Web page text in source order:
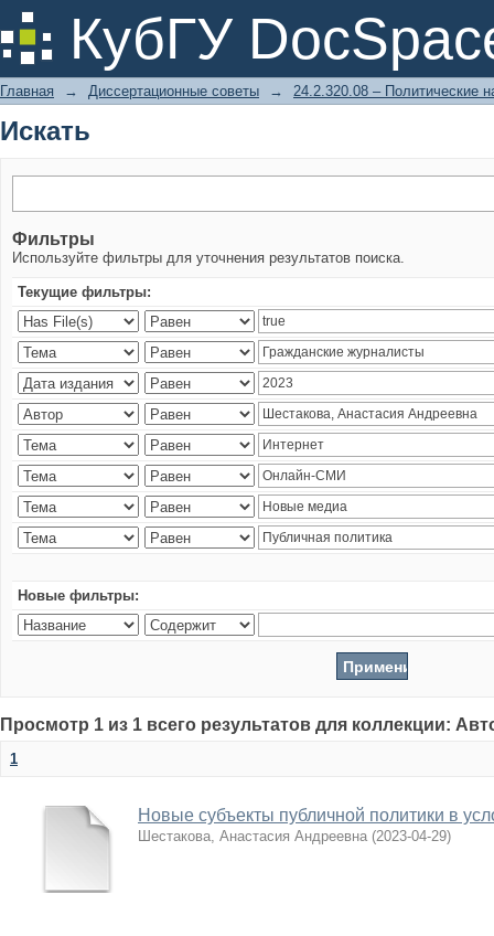
КубГУ
Искать
Главная → Диссертационные советы → 24.2.320.08 – Политические
Искать
Фильтры
Используйте фильтры для уточнения результатов поиска.
Текущие фильтры:
Новые фильтры:
Просмотр 1 из 1 всего результатов для коллекции:
1
Новые субъекты публичной политики в
Шестакова, Анастасия Андреевна (2023-04-29)